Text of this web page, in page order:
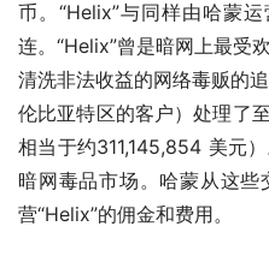
币。“Helix”与同样由哈蒙
连。“Helix”曾是暗网上最受
清洗非法收益的网络毒贩的
伦比亚特区的客户）处理了
相当于约311,145,854 美元
暗网毒品市场。哈蒙从这些
营“Helix”的佣金和费用。